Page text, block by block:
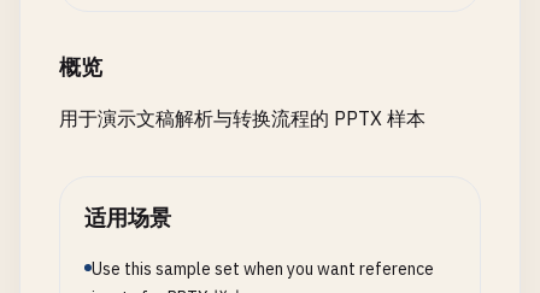
概览
用于演示文稿解析与转换流程的 PPTX 样本
适用场景
Use this sample set when you want reference